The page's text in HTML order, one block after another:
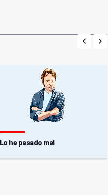
Lo he pasado mal